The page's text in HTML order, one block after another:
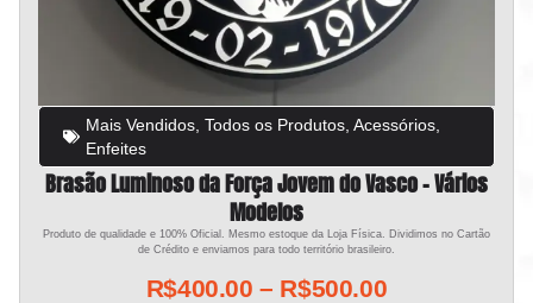
Mais Vendidos, Todos os Produtos, Acessórios,
Enfeites
Brasão Luminoso da Força Jovem do Vasco – Vários
Modelos
Produto de qualidade e 100% Oficial. Mesmo estoque da Loja Física. Dividimos no Cartão
de Crédito e enviamos para todo território brasileiro.
R$400.00 – R$500.00